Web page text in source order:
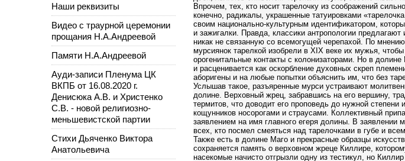
Впрочем, тех, кто носит тарелочку из соображений
конечно, радикалы, украшенные татуировками
своим национально-культурным идентификатором,
и зажигалки. Правда, классики антропологии
никак не связанную со всемогущей черепахой. По
мурсиянок тарелкой изобрели в XIX веке их мужья,
орогенитальные контакты с колонизаторами. Но в
и расценивается как оскорбление духовных скреп
аборигены и на любые попытки объяснить им, что без
Услышав такое, разъяренные мурси устраивают
долине. Верховный жрец, забравшись на его вершину,
термитов, что доводит его проповедь до нужной
кощунников носорогами и страусами. Коллективный
заявлением на имя главного егеря долины. В заявлении
всех, кто посмел смеяться над тарелочками в губе и
Также есть в долине Маго и прекрасные образцы
сохраняется память о верховном жреце Киллире,
насекомые начисто отгрызли одну из тестикул, но
Наши реквизиты
Видео с траурной церемонии
прощания Н.А.Андреевой
Памяти Н.А.Андреевой
Ауди-записи Пленума ЦК
ВКПБ от 16.08.2020 г.
Денисюка А.В. и Христенко
С.В. - новой религиозно-
меньшевистской партии
Стихи Дьяченко Виктора
Анатольевича